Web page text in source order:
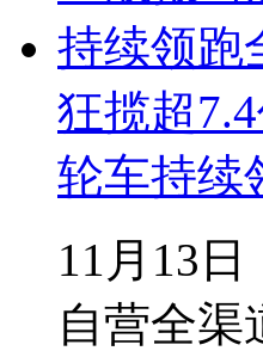
狂揽超
轮车持续
11月13
自营全渠